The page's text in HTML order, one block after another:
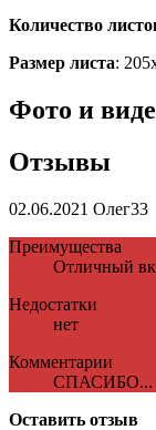
Количество
Размер листа:
Фото и
Отзывы
02.06.2021 Олег33
Преимущества
Отличный
Недостатки
нет
Комментарии
СПАСИБО...
Оставить отзыв